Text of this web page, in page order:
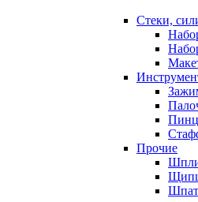
Стеки,
Прочие